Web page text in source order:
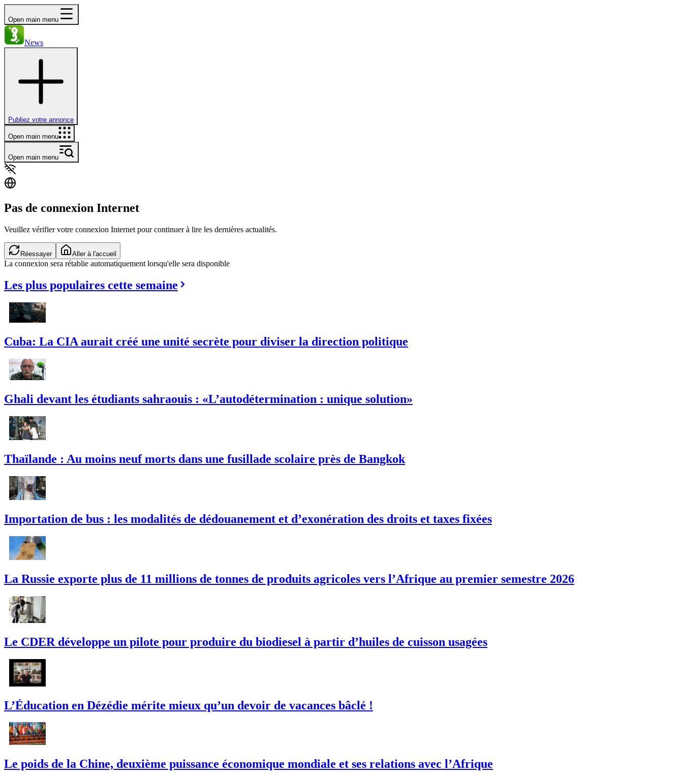
Open main menu
News
Publiez votre annonce
Open main menu
Open main menu
Pas de connexion Internet
Veuillez vérifier votre connexion Internet pour continuer à lire les dernières actualités.
Réessayer Aller à l'accueil
La connexion sera rétablie automatiquement lorsqu'elle sera disponible
Les plus populaires cette semaine
Cuba: La CIA aurait créé une unité secrète pour diviser la direction politique
Ghali devant les étudiants sahraouis : «L’autodétermination : unique solution»
Thaïlande : Au moins neuf morts dans une fusillade scolaire près de Bangkok
Importation de bus : les modalités de dédouanement et d’exonération des droits et taxes fixées
La Russie exporte plus de 11 millions de tonnes de produits agricoles vers l’Afrique au premier semestre 2026
Le CDER développe un pilote pour produire du biodiesel à partir d’huiles de cuisson usagées
L’Éducation en Dézédie mérite mieux qu’un devoir de vacances bâclé !
Le poids de la Chine, deuxième puissance économique mondiale et ses relations avec l’Afrique